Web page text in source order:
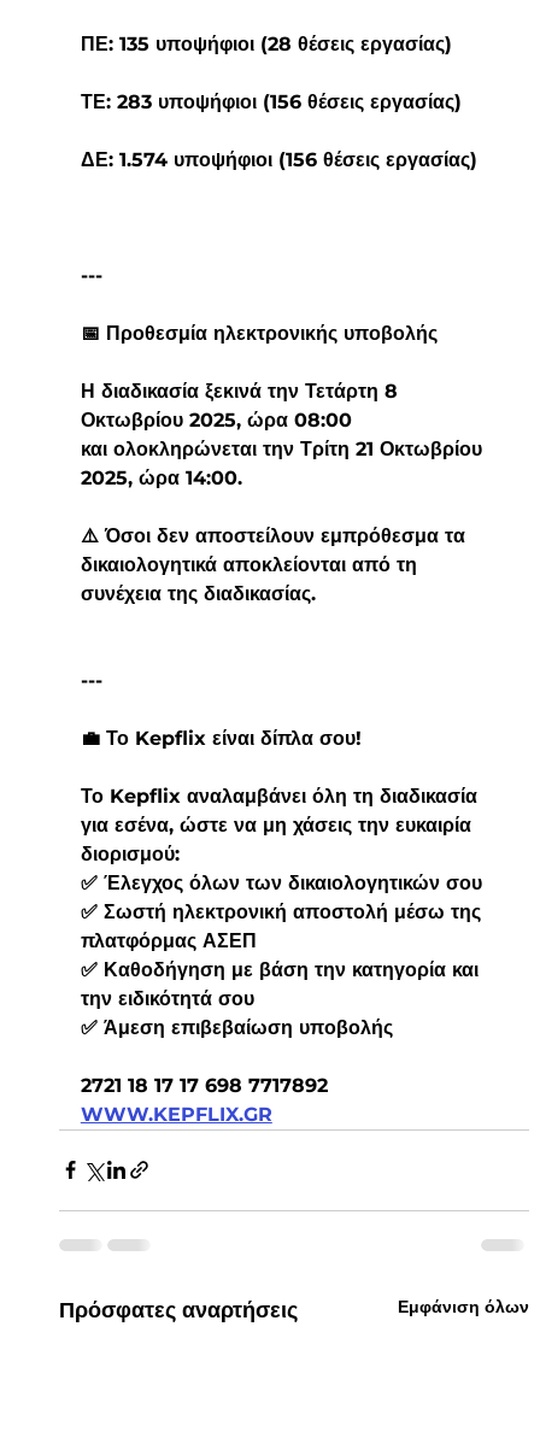
ΠΕ: 135 υποψήφιοι (28 θέσεις εργασίας)
ΤΕ: 283 υποψήφιοι (156 θέσεις εργασίας)
ΔΕ: 1.574 υποψήφιοι (156 θέσεις εργασίας)
---
📅 Προθεσμία ηλεκτρονικής υποβολής
Η διαδικασία ξεκινά την Τετάρτη 8
Οκτωβρίου 2025, ώρα 08:00
και ολοκληρώνεται την Τρίτη 21 Οκτωβρίου
2025, ώρα 14:00.
⚠️ Όσοι δεν αποστείλουν εμπρόθεσμα τα
δικαιολογητικά αποκλείονται από τη
συνέχεια της διαδικασίας.
---
💼 Το Kepflix είναι δίπλα σου!
Το Kepflix αναλαμβάνει όλη τη διαδικασία
για εσένα, ώστε να μη χάσεις την ευκαιρία
διορισμού:
✅ Έλεγχος όλων των δικαιολογητικών σου
✅ Σωστή ηλεκτρονική αποστολή μέσω της
πλατφόρμας ΑΣΕΠ
✅ Καθοδήγηση με βάση την κατηγορία και
την ειδικότητά σου
✅ Άμεση επιβεβαίωση υποβολής
2721 18 17 17 698 7717892
WWW.KEPFLIX.GR
Πρόσφατες αναρτήσεις Εμφάνιση όλων